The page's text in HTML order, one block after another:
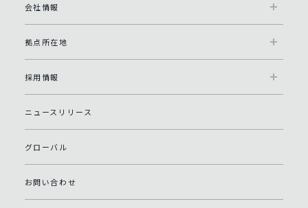
会社情報
拠点所在地
採用情報
ニュースリリース
グローバル
お問い合わせ